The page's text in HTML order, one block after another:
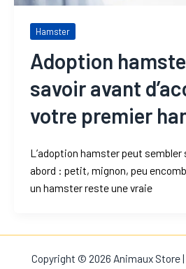
Hamster
Adoption
savoir avant
votre premier
L’adoption hamster peut
abord : petit, mignon, peu
un hamster reste une vraie
Copyright © 2026 Animaux Store